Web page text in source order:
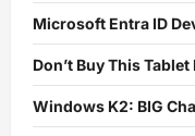
Microsoft Entra ID
Don’t Buy This
Windows K2: BIG